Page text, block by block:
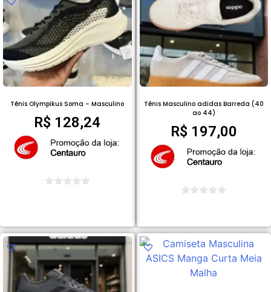
Tênis Olympikus Soma – Masculino
R$ 128,24
Tênis Masculino adidas Barreda (40
ao 44)
R$ 197,00